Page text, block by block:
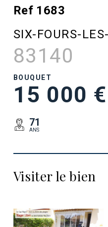
Ref 1683
SIX-FOURS-
83140
BOUQUET
15 000 €
71
ANS
Visiter le bien